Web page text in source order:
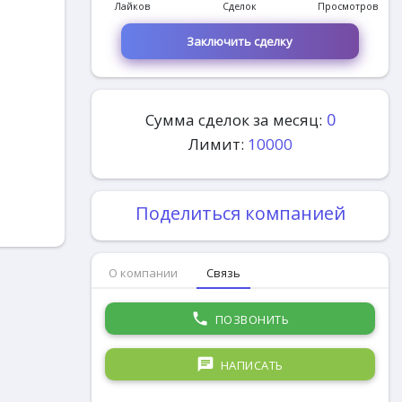
Лайков Сделок Просмотров
Заключить сделку
Сумма сделок за месяц: 0
Лимит: 10000
Поделиться компанией
О компании Связь
phone ПОЗВОНИТЬ
chat НАПИСАТЬ